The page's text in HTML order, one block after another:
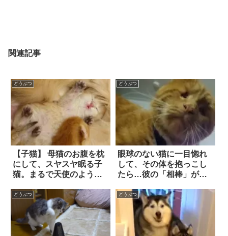
関連記事
どうぶつ
【子猫】 母猫のお腹を枕
にして、スヤスヤ眠る子
猫。まるで天使のような
らない…！！
どうぶつ
眼球のない猫に一目惚れ
して、その体を抱っこし
たら…彼の「相棒」が現
どうぶつ どうぶつ